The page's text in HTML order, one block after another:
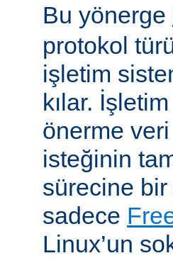
Bu yönerge
protokol
işletim
kılar.
önerme
isteğinin
sürecine
sadece
Linux’un